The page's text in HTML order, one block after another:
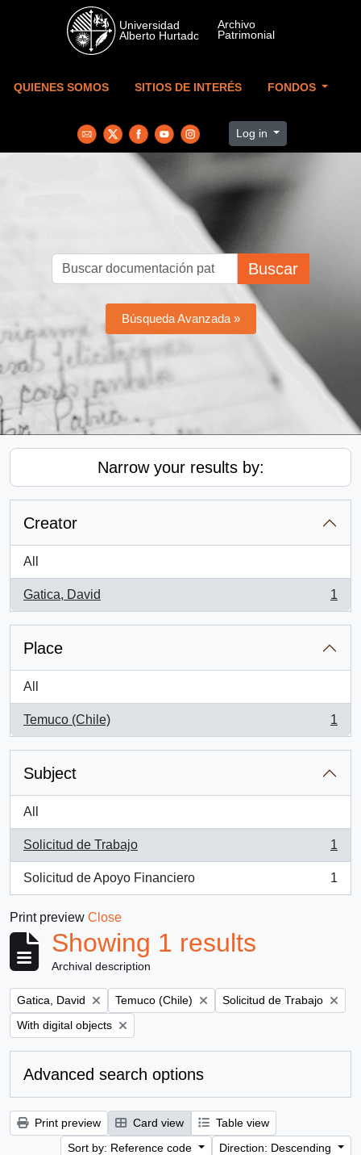
Skip to main content
QUIENES SOMOS SITIOS DE INTERÉS FONDOS
Log in
Buscar
Búsqueda Avanzada »
Narrow your results by:
Creator
All
Gatica, David
, 1 results
1
Place
All
Temuco (Chile)
, 1 results
1
Subject
All
Solicitud de Trabajo
, 1 results
1
Solicitud de Apoyo Financiero
, 1 results
1
Print preview Close
Showing 1 results
Archival description
Remove filter:
Gatica, David Remove filter:
Temuco (Chile) Remove filter:
Solicitud de Trabajo
Remove filter:
With digital objects
Advanced search options
Print preview Card view
Table view
Sort by: Reference code
Direction: Descending